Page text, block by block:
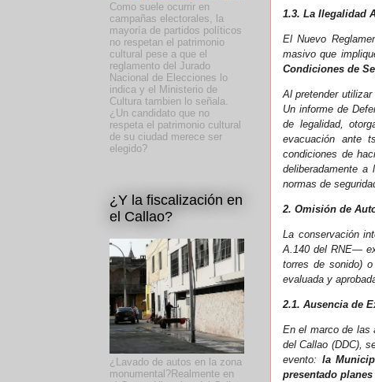
1.3. La Ilegalidad
El Nuevo
masivo que
Condiciones de
Al pretender
Un informe de
de legalidad,
evacuación ante
condiciones de
deliberadamente
normas de
2. Omisión de
La conservación
A.140 del RNE—
torres de sonido)
evaluada y
2.1. Ausencia de
En el marco de las
del Callao (DDC),
evento: la
presentado
Como suele ocurrir en
campañas electorales, la
mayoría de partidos políticos
no respetan el patrimonio
cultural pese a que el
reglamento del Jurado
Nacional de Elecciones lo
indica y el Ministerio de
Cultura tambien lo señala.
¿Un candidato que no
respeta el patrimonio cultural
de su ciudad merece ser
elegido?
¿Y la fiscalización en
el Callao?
¿Lavado de autos en la zona
monumental?Realmente en